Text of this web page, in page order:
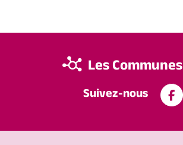
Suivez-nous
Les Communes